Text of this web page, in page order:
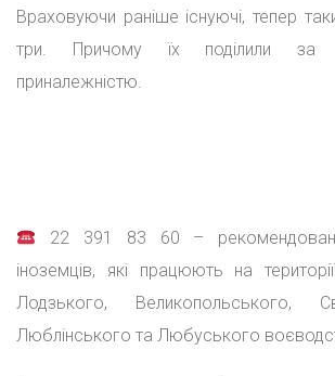
Враховуючи раніше існуючі, тепер
три. Причому їх поділили за
приналежністю.
22 391 83 60 – рекомендована
іноземців, які працюють на
Лодзького, Великопольського,
Люблінського та Любуського